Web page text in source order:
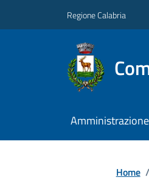
Regione Calabria
Amministrazione
Home /